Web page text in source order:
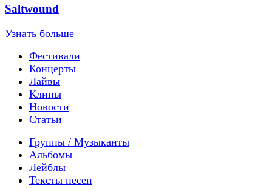
Saltwound
Узнать больше
Фестивали
Концерты
Лайвы
Клипы
Новости
Статьи
Группы / Музыканты
Альбомы
Лейблы
Тексты песен